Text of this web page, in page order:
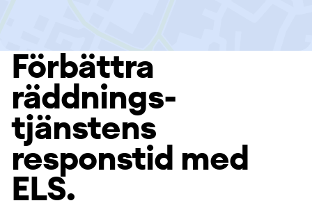
Förbättra
räddnings­
tjänstens
responstid med
ELS.